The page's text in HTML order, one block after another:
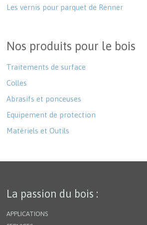
Les vernis pour parquet de Renner
Nos produits pour le bois
Traitements de surface
Colles
Abrasifs et ponceuses
Equipement de protection
Matériels et Outils
La passion du bois :
APPLICATIONS